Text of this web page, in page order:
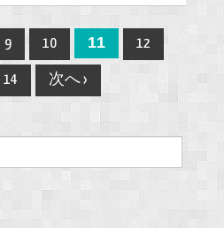
9 10 11 12
14 次へ ›